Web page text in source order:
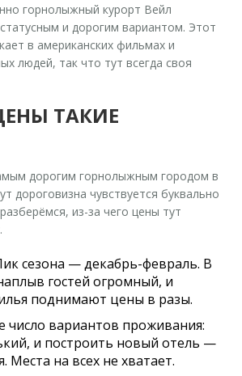
горнолыжный курорт Вейл
и дорогим вариантом. Этот
в американских фильмах и
людей, так что тут всегда своя
ТАКИЕ
дорогим горнолыжным городом в
дороговизна чувствуется буквально
из-за чего цены тут
сезона — декабрь-февраль. В
гостей огромный, и
поднимают цены в разы.
число вариантов проживания:
и построить новый отель —
Места на всех не хватает.